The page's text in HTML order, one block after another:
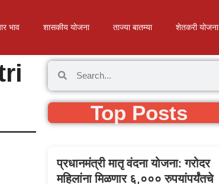
भाव शासकीय योजना ताज्या बातम्या शेतकरी योजना
Top Posts
प्रधानमंत्री मातृ वंदना योजना: गरोदर
महिलांना मिळणार ६,००० रुपयांपर्यंतचे